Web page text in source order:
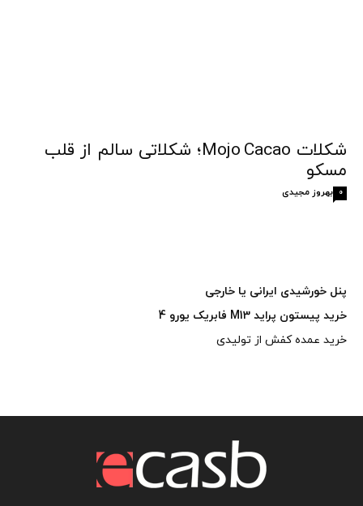
شکلات Mojo Cacao؛ شکلاتی سالم از قلب
مسکو
بهروز مجیدی 0
پنل خورشیدی ایرانی یا خارجی
خرید پیستون پراید M13 فابریک یورو 4
خرید عمده کفش از تولیدی